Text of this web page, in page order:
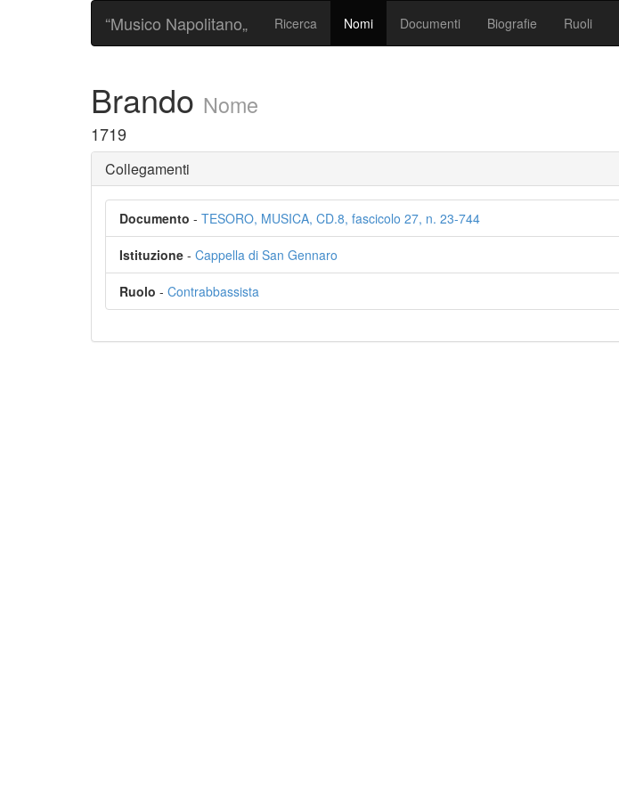
“Musico Napolitano„ Ricerca Nomi Documenti Biografie Ruoli
Brando Nome
1719
Collegamenti
Documento - TESORO, MUSICA, CD.8, fascicolo 27, n. 23-744
Istituzione - Cappella di San Gennaro
Ruolo - Contrabbassista